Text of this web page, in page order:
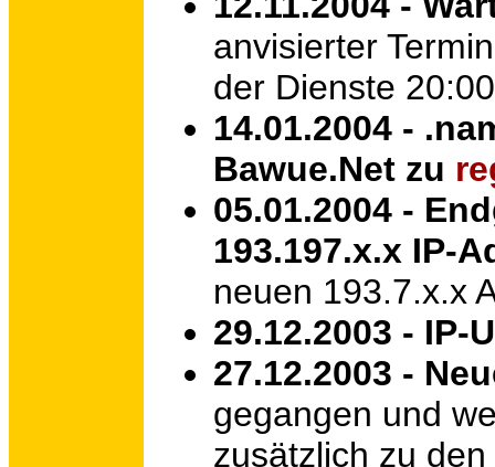
anvisierter
der Dienste
14.01.2004 -
Bawue.Net zu
05.01.2004 -
193.197.x.x IP-
neuen 193.7.x.x
29.12.2003 -
27.12.2003 -
gegangen und
zusätzlich zu